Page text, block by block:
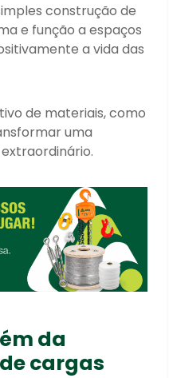
construção de
e função a espaços
a vida das
de materiais, como
uma
da
cargas